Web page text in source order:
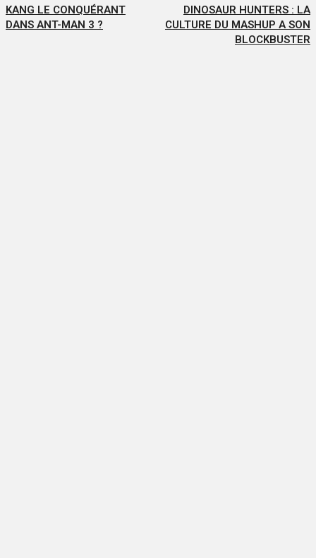
KANG LE CONQUÉRANT
DANS ANT-MAN 3 ?
DINOSAUR HUNTERS : LA
CULTURE DU MASHUP A SON
BLOCKBUSTER